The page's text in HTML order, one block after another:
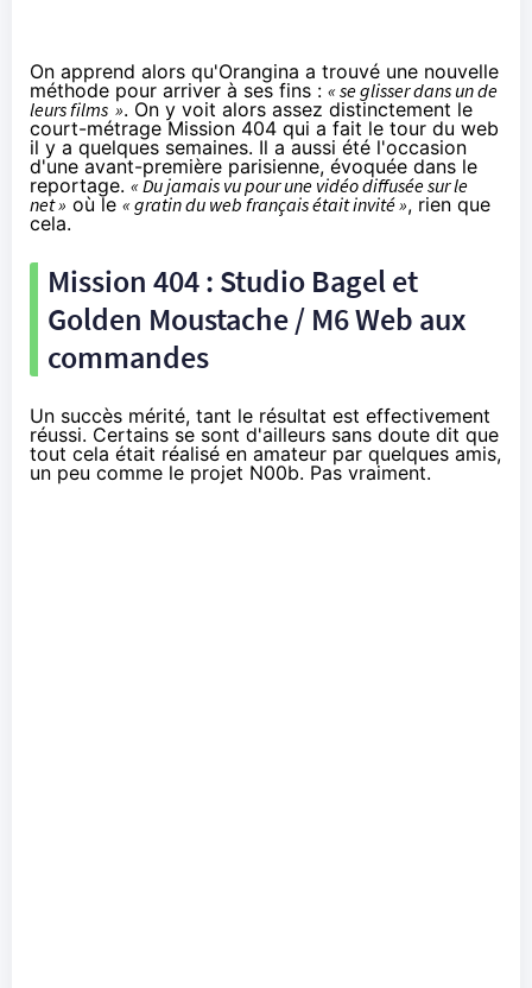
On apprend alors qu'Orangina a trouvé une nouvelle
méthode pour arriver à ses fins : « se glisser dans un de
leurs films ». On y voit alors assez distinctement le
court-métrage Mission 404 qui a fait le tour du web
il y a quelques semaines. Il a aussi été l'occasion
d'une avant-première parisienne, évoquée dans le
reportage. « Du jamais vu pour une vidéo diffusée sur le
net » où le « gratin du web français était invité », rien que
cela.
Mission 404 : Studio Bagel et
Golden Moustache / M6 Web aux
commandes
Un succès mérité, tant le résultat est effectivement
réussi. Certains se sont d'ailleurs sans doute dit que
tout cela était réalisé en amateur par quelques amis,
un peu comme le projet N00b. Pas vraiment.